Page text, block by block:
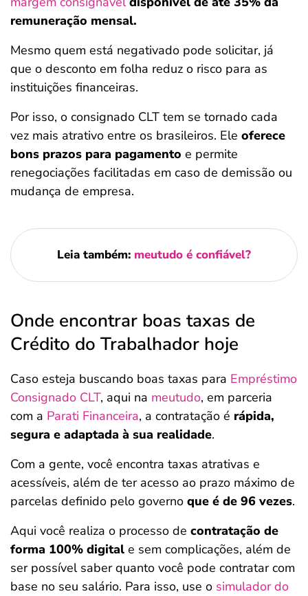
remuneração mensal.
Mesmo quem está negativado pode solicitar, já
que o desconto em folha reduz o risco para as
instituições financeiras.
Por isso, o consignado CLT tem se tornado cada
vez mais atrativo entre os brasileiros. Ele oferece
bons prazos para pagamento e permite
renegociações facilitadas em caso de demissão ou
mudança de empresa.
Leia também: meutudo é confiável?
Onde encontrar boas taxas de
Crédito do Trabalhador hoje
Caso esteja buscando boas taxas para Empréstimo
Consignado CLT, aqui na meutudo, em parceria
com a Parati Financeira, a contratação é rápida,
segura e adaptada à sua realidade.
Com a gente, você encontra taxas atrativas e
acessíveis, além de ter acesso ao prazo máximo de
parcelas definido pelo governo que é de 96 vezes.
Aqui você realiza o processo de contratação de
forma 100% digital e sem complicações, além de
ser possível saber quanto você pode contratar com
base no seu salário. Para isso, use o simulador do